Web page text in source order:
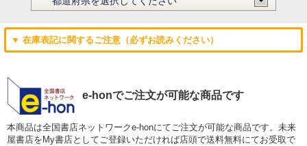
▼ 在庫表記に関するご注意（必ずお読みください）
e-honでご注文が可能な商品です
本商品は全国書店ネットワークe-honにてご注文が可能な商品です。未来
屋書店をMy書店としてご登録いただければ店頭で送料無料にてお受取で